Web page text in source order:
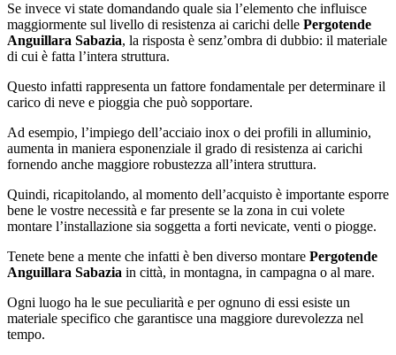
Se invece vi state domandando quale sia l’elemento che influisce
maggiormente sul livello di resistenza ai carichi delle Pergotende
Anguillara Sabazia, la risposta è senz’ombra di dubbio: il materiale
di cui è fatta l’intera struttura.
Questo infatti rappresenta un fattore fondamentale per determinare il
carico di neve e pioggia che può sopportare.
Ad esempio, l’impiego dell’acciaio inox o dei profili in alluminio,
aumenta in maniera esponenziale il grado di resistenza ai carichi
fornendo anche maggiore robustezza all’intera struttura.
Quindi, ricapitolando, al momento dell’acquisto è importante esporre
bene le vostre necessità e far presente se la zona in cui volete
montare l’installazione sia soggetta a forti nevicate, venti o piogge.
Tenete bene a mente che infatti è ben diverso montare Pergotende
Anguillara Sabazia in città, in montagna, in campagna o al mare.
Ogni luogo ha le sue peculiarità e per ognuno di essi esiste un
materiale specifico che garantisce una maggiore durevolezza nel
tempo.